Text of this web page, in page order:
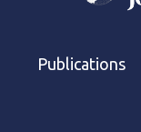
Publications